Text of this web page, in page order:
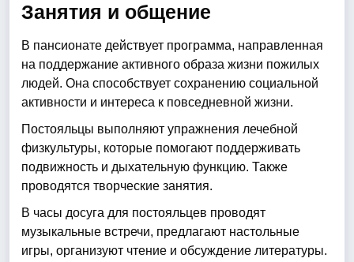
Занятия и общение
В пансионате действует программа, направленная
на поддержание активного образа жизни пожилых
людей. Она способствует сохранению социальной
активности и интереса к повседневной жизни.
Постояльцы выполняют упражнения лечебной
физкультуры, которые помогают поддерживать
подвижность и дыхательную функцию. Также
проводятся творческие занятия.
В часы досуга для постояльцев проводят
музыкальные встречи, предлагают настольные
игры, организуют чтение и обсуждение литературы.